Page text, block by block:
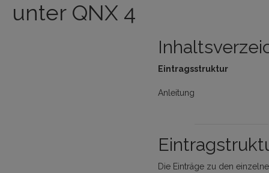
unter QNX 4
Eintragsstruktur
Anleitung
Die Einträge zu den